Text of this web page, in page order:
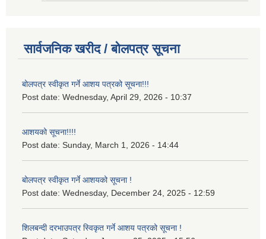
सार्वजनिक खरीद / बोलपत्र सूचना
बोलपत्र स्वीकृत गर्ने आशय पत्रको सूचना!!!
Post date: Wednesday, April 29, 2026 - 10:37
आशयको सूचना!!!!
Post date: Sunday, March 1, 2026 - 14:44
बोलपत्र स्वीकृत गर्ने आशयको सूचना !
Post date: Wednesday, December 24, 2025 - 12:59
शिलबन्दी दरभाउपत्र स्विकृत गर्ने आशय पत्रको सूचना !